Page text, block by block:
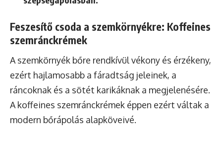
Feszesítő csoda a szemkörnyékre: Koffeines
szemránckrémek
A szemkörnyék bőre rendkívül vékony és érzékeny,
ezért hajlamosabb a fáradtság jeleinek, a
ráncoknak és a sötét karikáknak a megjelenésére.
A koffeines szemránckrémek éppen ezért váltak a
modern bőrápolás alapköveivé.